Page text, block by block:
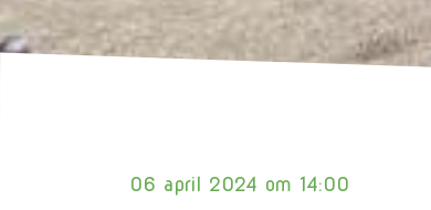
06 april 2024 om 14:00